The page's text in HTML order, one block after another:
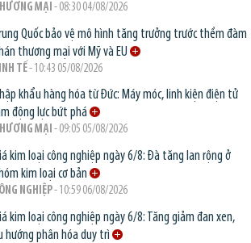
MẠI - 08:30 04/08/2026
Quốc bảo vệ mô hình tăng trưởng trước thềm đàm
thương mại với Mỹ và EU
TẾ- 10:43 05/08/2026
khẩu hàng hóa từ Đức: Máy móc, linh kiện điện tử
động lực bứt phá
MẠI - 09:05 05/08/2026
kim loại công nghiệp ngày 6/8: Đà tăng lan rộng ở
kim loại cơ bản
NGHIỆP- 10:59 06/08/2026
kim loại công nghiệp ngày 6/8: Tăng giảm đan xen,
hướng phân hóa duy trì